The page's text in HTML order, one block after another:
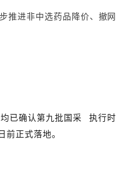
进非中选药品降价、撤网
已确认第九批国采
执行时
前正式落地。